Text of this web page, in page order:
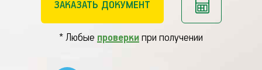
ЗАКАЗАТЬ ДОКУМЕНТ
* Любые проверки при получении